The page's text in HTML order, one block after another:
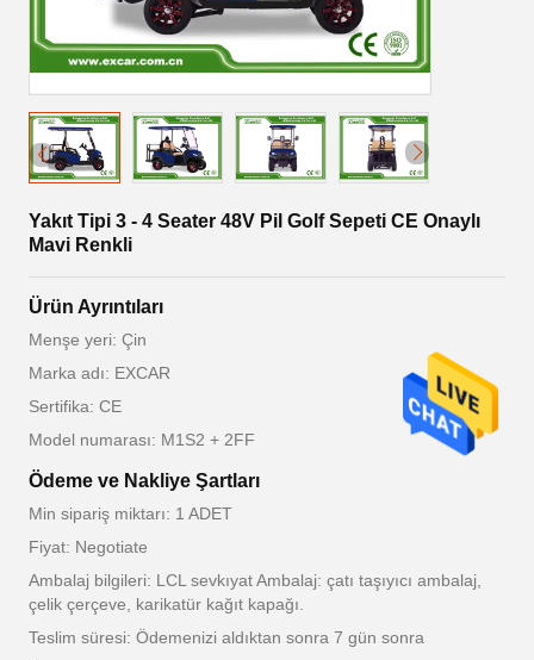
Yakıt Tipi 3 - 4 Seater 48V Pil Golf Sepeti CE Onaylı
Mavi Renkli
Ürün Ayrıntıları
Menşe yeri: Çin
Marka adı: EXCAR
Sertifika: CE
Model numarası: M1S2 + 2FF
Ödeme ve Nakliye Şartları
Min sipariş miktarı: 1 ADET
Fiyat: Negotiate
Ambalaj bilgileri: LCL sevkıyat Ambalaj: çatı taşıyıcı ambalaj,
çelik çerçeve, karikatür kağıt kapağı.
Teslim süresi: Ödemenizi aldıktan sonra 7 gün sonra